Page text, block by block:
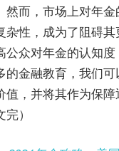
然而，市场上对年
杂性，成为了阻碍
公众对年金的认知
的金融教育，我们可
值，并将其作为保
）